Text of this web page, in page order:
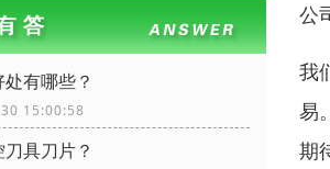
有哪些？
15:00:58
具刀片？
公
我
易
期